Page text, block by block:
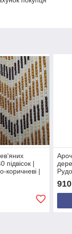
підвісок |
коричневі |
910